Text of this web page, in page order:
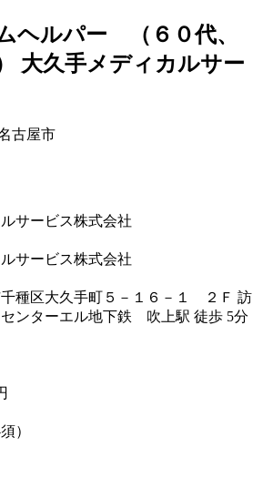
ヘルパー （６０代、
大久手メディカルサー
古屋市
サービス株式会社
サービス株式会社
種区大久手町５－１６－１ ２Ｆ 訪
ンターエル地下鉄 吹上駅 徒歩 5分
）